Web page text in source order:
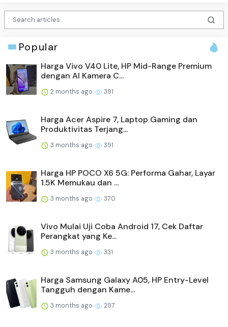
Popular
Harga Vivo V40 Lite, HP Mid-Range Premium
dengan AI Kamera C...
2 months ago 391
Harga Acer Aspire 7, Laptop Gaming dan
Produktivitas Terjang...
3 months ago 391
Harga HP POCO X6 5G: Performa Gahar, Layar
1.5K Memukau dan ...
3 months ago 370
Vivo Mulai Uji Coba Android 17, Cek Daftar
Perangkat yang Ke...
3 months ago 331
Harga Samsung Galaxy A05, HP Entry-Level
Tangguh dengan Kame...
3 months ago 297